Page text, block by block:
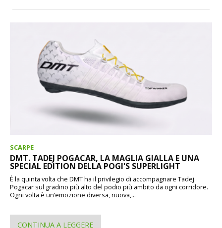
SCARPE
DMT. TADEJ POGACAR, LA MAGLIA GIALLA E UNA
SPECIAL EDITION DELLA POGI'S SUPERLIGHT
È la quinta volta che DMT ha il privilegio di accompagnare Tadej
Pogacar sul gradino più alto del podio più ambito da ogni corridore.
Ogni volta è un’emozione diversa, nuova,...
CONTINUA A LEGGERE